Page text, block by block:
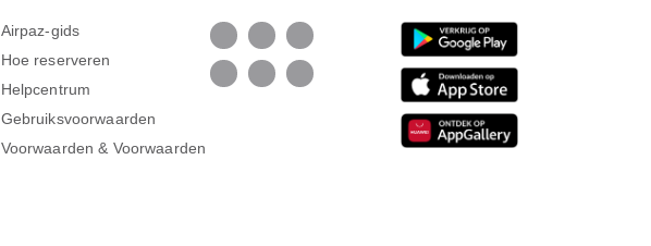
Airpaz-gids
Hoe reserveren
Helpcentrum
Gebruiksvoorwaarden
Voorwaarden & Voorwaarden